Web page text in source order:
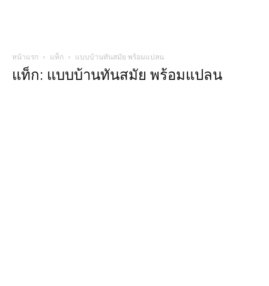
หน้าแรก แท็ก แบบบ้านทันสมัย พร้อมแปลน
แท็ก: แบบบ้านทันสมัย พร้อมแปลน